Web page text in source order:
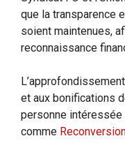
que la transparence
soient maintenues,
reconnaissance
et aux bonifications
personne
comme